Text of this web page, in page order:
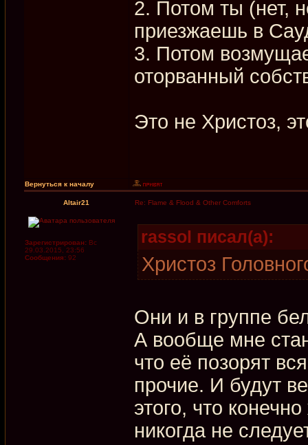
2. Потом ты (нет,
приезжаешь в
3. Потом
оторванный
Это не Христоз,
Вернуться к началу
Altair21 Re: Flame & Flood & Other Comforts
Зарегистрирован: Вс
29.03.2015, 23:56
Сообщения: 92
rassol писал(а):
Христоз
Они и в группе
А вообще мне
что её позорят
прочие. И будут
этого, что
никогда не